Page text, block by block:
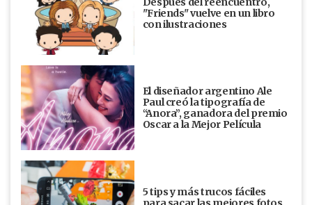
"Friends" vuelve en un libro
con ilustraciones
El diseñador argentino Ale
Paul creó la tipografía de
“Anora”, ganadora del premio
Oscar a la Mejor Película
5 tips y más trucos fáciles